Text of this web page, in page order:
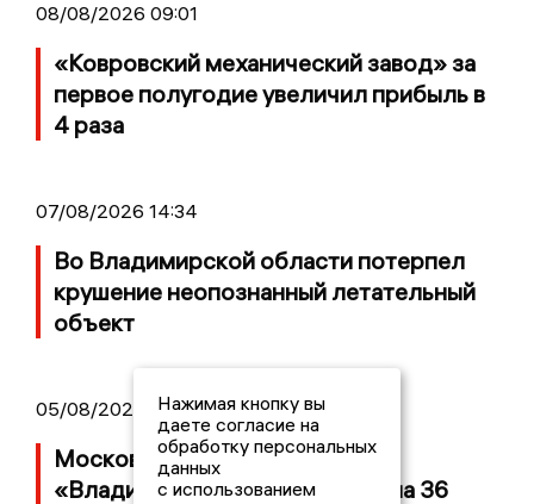
08/08/2026 09:01
«Ковровский механический завод» за
первое полугодие увеличил прибыль в
4 раза
07/08/2026 14:34
Во Владимирской области потерпел
крушение неопознанный летательный
объект
05/08/2026 08:30
Московский ЧОП подал иск к
«Владимирскому стандарту» на 36
Нажимая кнопку вы
даете согласие на
обработку персональных
данных
с использованием